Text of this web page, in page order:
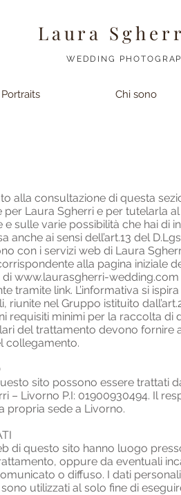
Laura
WEDDING
Portraits Chi sono
alla consultazione di questa
Laura Sgherri e per tutelarla
sulle varie possibilità che hai di
anche ai sensi dell’art.13 del
con i servizi web di Laura
alla pagina iniziale
di www.laurasgherri-wedding.com
tramite link. L’informativa si
riunite nel Gruppo istituito
requisiti minimi per la raccolta
del trattamento devono
collegamento.
sito possono essere trattati
– Livorno P.I: 01900930494. Il
propria sede a Livorno.
di questo sito hanno luogo
oppure da eventuali
o diffuso. I dati
utilizzati al solo fine di